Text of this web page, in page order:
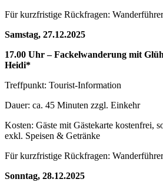
Für kurzfristige Rückfragen:
Samstag, 27.12.2025
17.00 Uhr – Fackelwanderung mit
Heidi*
Treffpunkt: Tourist-Information
Dauer: ca. 45 Minuten zzgl. Einkehr
Kosten: Gäste mit Gästekarte kostenfrei,
exkl. Speisen & Getränke
Für kurzfristige Rückfragen:
Sonntag, 28.12.2025